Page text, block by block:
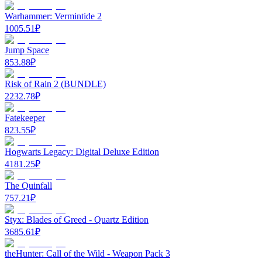
Warhammer: Vermintide 2
1005.51₽
Jump Space
853.88₽
Risk of Rain 2 (BUNDLE)
2232.78₽
Fatekeeper
823.55₽
Hogwarts Legacy: Digital Deluxe Edition
4181.25₽
The Quinfall
757.21₽
Styx: Blades of Greed - Quartz Edition
3685.61₽
theHunter: Call of the Wild - Weapon Pack 3